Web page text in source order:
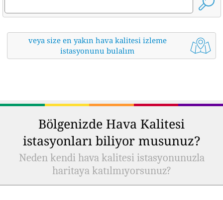
veya size en yakın hava kalitesi izleme
istasyonunu bulalım
Bölgenizde Hava Kalitesi
istasyonları biliyor musunuz?
Neden kendi hava kalitesi istasyonunuzla
haritaya katılmıyorsunuz?